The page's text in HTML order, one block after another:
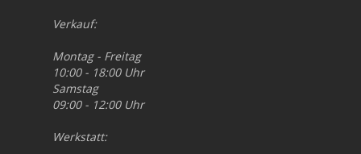
Verkauf:
Montag - Freitag
10:00 - 18:00 Uhr
Samstag
09:00 - 12:00 Uhr
Werkstatt: